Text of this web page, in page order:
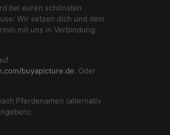
bei euren schönsten
: Wir setzen dich und dein
mit uns in Verbindung:
buyapicture.de. Oder
Pferdenamen (alternativ